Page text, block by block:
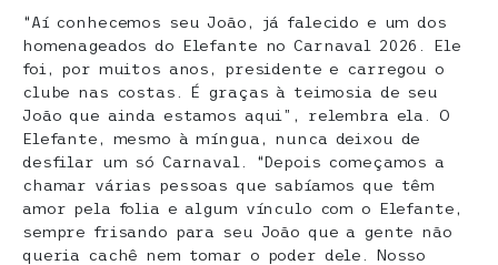
“Aí conhecemos seu João, já falecido e um dos
homenageados do Elefante no Carnaval 2026. Ele
foi, por muitos anos, presidente e carregou o
clube nas costas. É graças à teimosia de seu
João que ainda estamos aqui”, relembra ela. O
Elefante, mesmo à míngua, nunca deixou de
desfilar um só Carnaval. “Depois começamos a
chamar várias pessoas que sabíamos que têm
amor pela folia e algum vínculo com o Elefante,
sempre frisando para seu João que a gente não
queria cachê nem tomar o poder dele. Nosso